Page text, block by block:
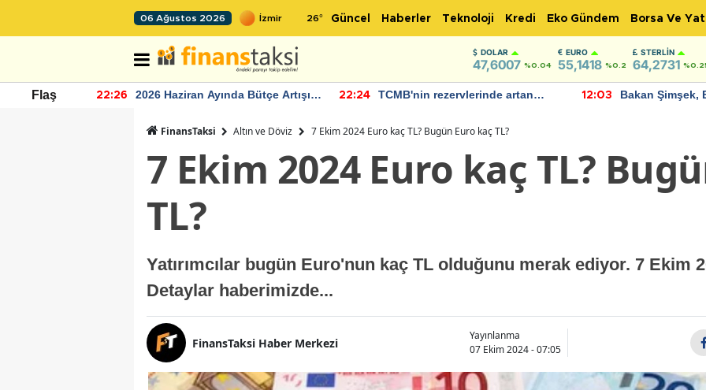
06 Ağustos 2026 26° Güncel Haberler Teknoloji Kredi Eko Gündem Borsa Ve
DOLAR
47,6007 %0.04
EURO
55,1418 %0.2
STERLIN
64,2731
Flaş 22:26
2026 Haziran Ayında Bütçe Artışı
22:24
TCMB'nin rezervlerinde artan
12:03
Bakan Şimşek,
FinansTaksi Altın ve Döviz 7 Ekim 2024 Euro kaç TL? Bugün Euro kaç TL?
7 Ekim 2024 Euro kaç TL?
TL?
Yatırımcılar bugün Euro'nun kaç TL olduğunu merak ediyor. 7 Ekim
Detaylar haberimizde...
FinansTaksi Haber Merkezi
Yayınlanma
07 Ekim 2024 - 07:05